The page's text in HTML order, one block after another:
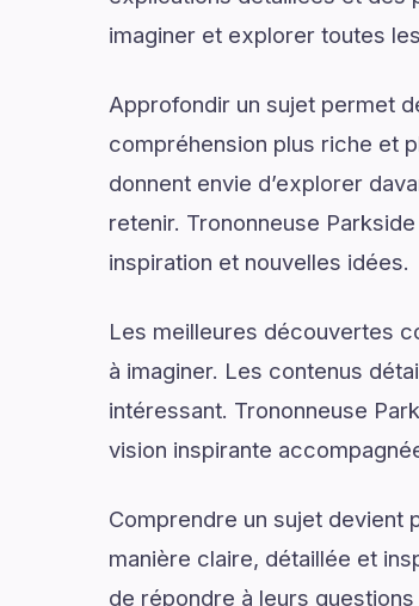
imaginer et explorer toutes
Approfondir un sujet permet
compréhension plus riche et
donnent envie d’explorer
retenir. Trononneuse
inspiration et nouvelles idées.
Les meilleures découvertes
à imaginer. Les contenus
intéressant. Trononneuse
vision inspirante
Comprendre un sujet devient
manière claire, détaillée et
de répondre à leurs